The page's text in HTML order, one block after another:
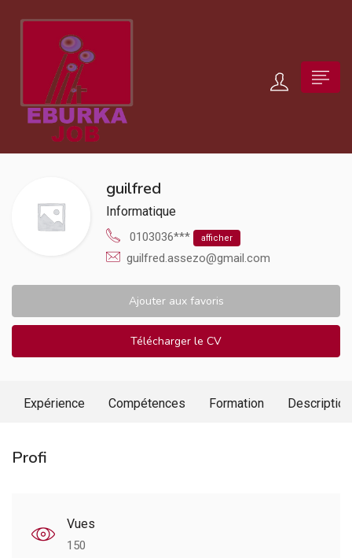
guilfred
Informatique
0103036*** afficher
guilfred.assezo@gmail.com
Ajouter aux favoris
Télécharger le CV
Expérience Compétences Formation Description
Profi
Vues
150